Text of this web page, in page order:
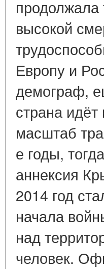
продолжала
высокой
Европу и
демограф,
страна
масштаб
е годы,
аннексия
2014 год
начала
над
человек.